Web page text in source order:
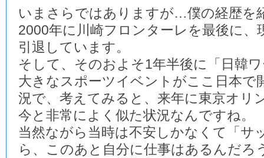
いまさらではありますが…僕の経歴を
2000年に川崎フロンターレを最後に、
引退しています。
そして、そのおよそ1年半後に「日韓
大きなスポーツイベントがここ日本
況で、考えてみると、来年に東京オリ
今と非常によく似た状況なんですね。
当然ながら当時は不安しかなくて「サ
ら、このあと自分に仕事はあるんだろ